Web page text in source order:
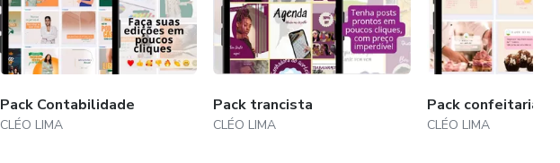
Pack Contabilidade
CLÉO LIMA
Pack trancista
CLÉO LIMA
Pack confeitaria
CLÉO LIMA